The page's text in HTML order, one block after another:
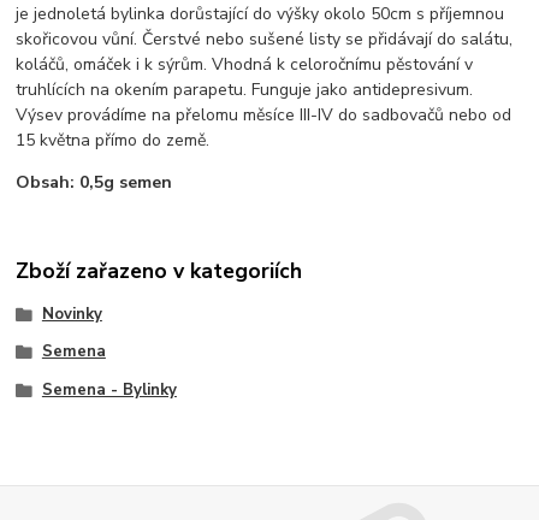
je jednoletá bylinka dorůstající do výšky okolo 50cm s příjemnou
skořicovou vůní. Čerstvé nebo sušené listy se přidávají do salátu,
koláčů, omáček i k sýrům. Vhodná k celoročnímu pěstování v
truhlících na okením parapetu. Funguje jako antidepresivum.
Výsev provádíme na přelomu měsíce III-IV do sadbovačů nebo od
15 května přímo do země.
Obsah: 0,5g semen
Zboží zařazeno v kategoriích
Novinky
Semena
Semena - Bylinky